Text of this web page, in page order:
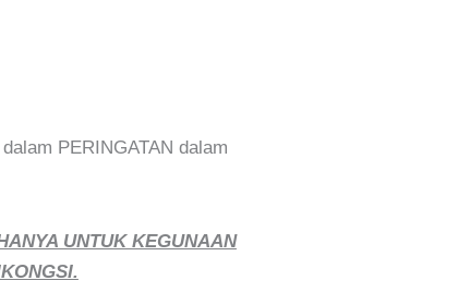
PERINGATAN dalam
UNTUK KEGUNAAN